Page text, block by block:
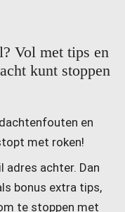
Vol met tips en
kunt stoppen
en
met roken!
adres achter. Dan
bonus extra tips,
te stoppen met